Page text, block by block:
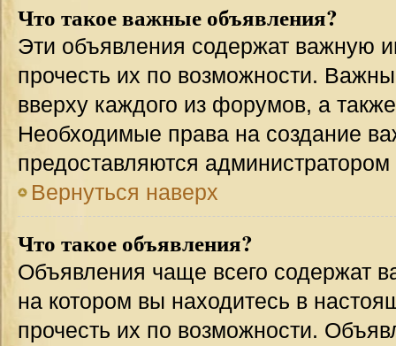
Что такое важные объявления?
Эти объявления содержат
прочесть их по возможности.
вверху каждого из форумов, а
Необходимые права на создание
предоставляются
Вернуться наверх
Что такое объявления?
Объявления чаще всего
на котором вы находитесь в
прочесть их по возможности.